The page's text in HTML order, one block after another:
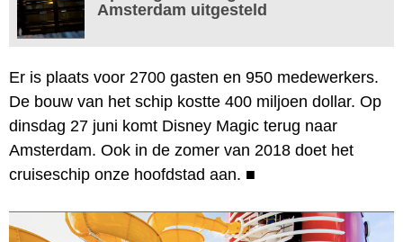
Amsterdam uitgesteld
Er is plaats voor 2700 gasten en 950 medewerkers.
De bouw van het schip kostte 400 miljoen dollar. Op
dinsdag 27 juni komt Disney Magic terug naar
Amsterdam. Ook in de zomer van 2018 doet het
cruiseschip onze hoofdstad aan. ■